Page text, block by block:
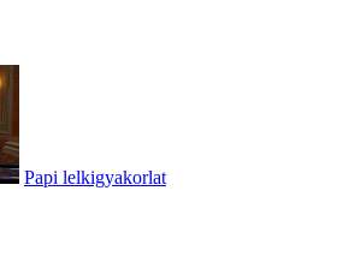
Papi lelkigyakorlat